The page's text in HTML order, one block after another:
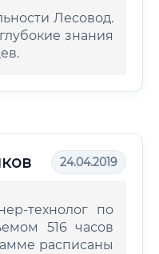
Лесовод.
знания
24.04.2019
технолог по
516 часов
расписаны